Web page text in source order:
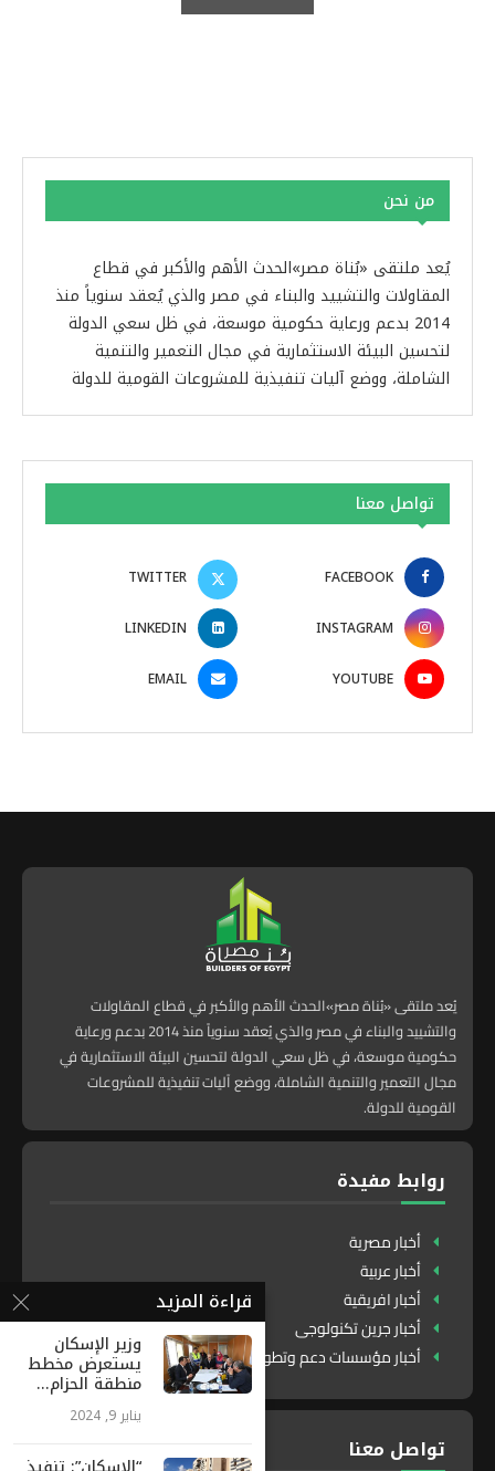
من نحن
يُعد ملتقى «بُناة مصر»الحدث الأهم والأكبر في قطاع
المقاولات والتشييد والبناء في مصر والذي يُعقد سنوياً منذ
2014 بدعم ورعاية حكومية موسعة، في ظل سعي الدولة
لتحسين البيئة الاستثمارية في مجال التعمير والتنمية
الشاملة، ووضع آليات تنفيذية للمشروعات القومية للدولة
تواصل معنا
FACEBOOK
TWITTER
INSTAGRAM
LINKEDIN
YOUTUBE
EMAIL
يُعد ملتقى «بُناة مصر»الحدث الأهم والأكبر في قطاع المقاولات
والتشييد والبناء في مصر والذي يُعقد سنوياً منذ 2014 بدعم ورعاية
حكومية موسعة، في ظل سعي الدولة لتحسين البيئة الاستثمارية في
مجال التعمير والتنمية الشاملة، ووضع آليات تنفيذية للمشروعات
القومية للدولة.
روابط مفيدة
أخبار مصرية
أخبار عربية
أخبار افريقية
أخبار جرين تكنولوجى
أخبار مؤسسات دعم وتطوير
تواصل معنا
قراءة المزيد
وزير الإسكان
يستعرض مخطط
منطقة الحزام...
يناير 9, 2024